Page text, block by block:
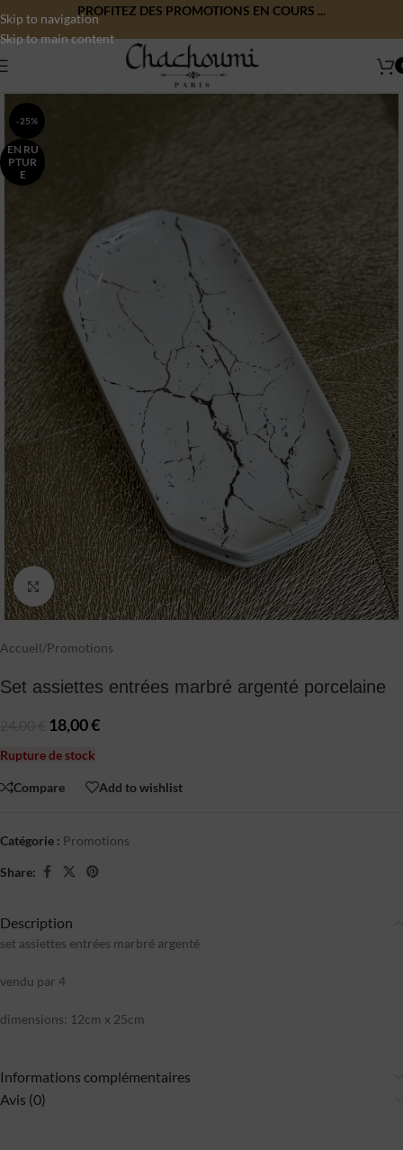
Skip to navigation
Skip to main content
PROFITEZ DES PROMOTIONS EN COURS ...
-25%
EN RU
PTUR
E
Click to enlarge
Accueil/Promotions
Set assiettes entrées marbré argenté porcelaine
18,00€
Rupture de stock
Compare Add to wishlist
Catégorie : Promotions
Share:
Description
set assiettes entrées marbré argenté
vendu par 4
dimensions: 12cm x 25cm
Informations complémentaires
Avis (0)